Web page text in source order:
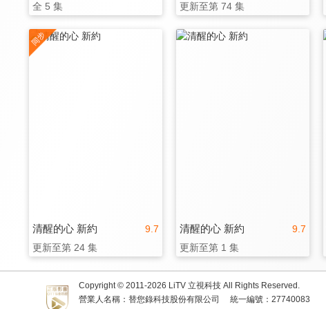
全 5 集 更新至第 74 集
9.7
清醒的心 新約
更新至第 24 集
9.7
清醒的心 新約
更新至第 1 集
Copyright © 2011-2026 LiTV 立視科技 All Rights Reserved.
營業人名稱：替您錄科技股份有限公司
統一編號：27740083